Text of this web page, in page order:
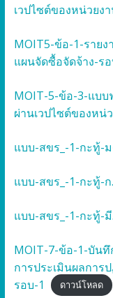
เวปไซต์ของหน่วยง
MOIT5-ข้อ-1-ราย
แผนจัดซื้อจัดจ้าง-ร
MOIT-5-ข้อ-3-แบ
ผ่านเวปไซต์ของหน่
แบบ-สขร_-1-กะทู้-
แบบ-สขร_-1-กะทู้-ก
แบบ-สขร_-1-กะทู้-มี
MOIT-7-ข้อ-1-บัน
การประเมินผลการ
รอบ-1
ดาวน์โหลด